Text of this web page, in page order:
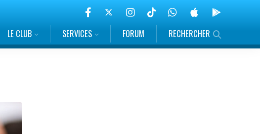
LE CLUB SERVICES FORUM RECHERCHER